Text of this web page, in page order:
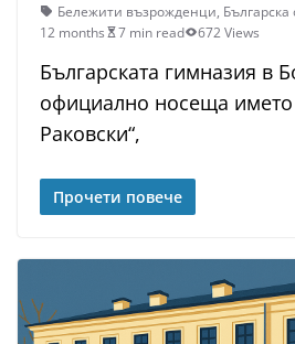
Бележити възрожденци,
12 months
7 min read 672 Views
Българската гимназия в
официално носеща името
Раковски“,
Прочети повече